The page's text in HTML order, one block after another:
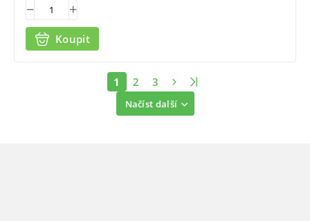
Koupit
Načíst další
1 2 3